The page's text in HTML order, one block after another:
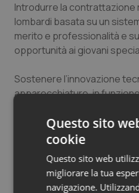
Introdurre la contrattazione
lombardi basata su un
merito e professionalità e
opportunità ai giovani
Sostenere l’innovazione
apparecchiature, in
e integrazione home-
della CRS.
Potenziare il ruolo delle
fornitura di servizi e
Questo sito
cookie
Questo sito web
migliorare la tua
navigazione.